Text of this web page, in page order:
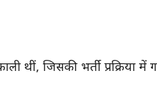
थीं, जिसकी भर्ती प्रक्रिया में